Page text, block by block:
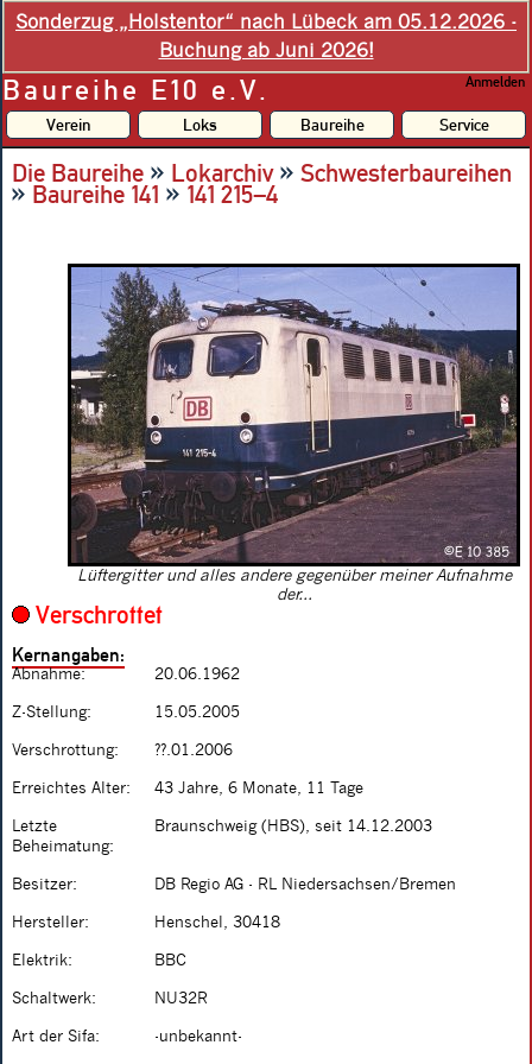
Sonderzug „Holstentor“ nach Lübeck am 05.12.2026 -
Buchung ab Juni 2026!
Baureihe E10 e.V. Anmelden
Verein Loks Baureihe Service
Die Baureihe » Lokarchiv» Schwesterbaureihen
»Baureihe 141 »141 215–4
Lüftergitter und alles andere gegenüber meiner Aufnahme
der...
Verschrottet
Kernangaben:
Abnahme: 20.06.1962
Z-Stellung: 15.05.2005
Verschrottung: ??.01.2006
Erreichtes Alter: 43 Jahre, 6 Monate, 11 Tage
Letzte
Beheimatung:
Braunschweig (HBS), seit 14.12.2003
Besitzer: DB Regio AG - RL Niedersachsen/Bremen
Hersteller: Henschel, 30418
Elektrik: BBC
Schaltwerk: NU32R
Art der Sifa: -unbekannt-